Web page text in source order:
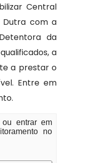
Central
Dutra com a
da
a
a prestar o
Entre em
ou entrar em
no